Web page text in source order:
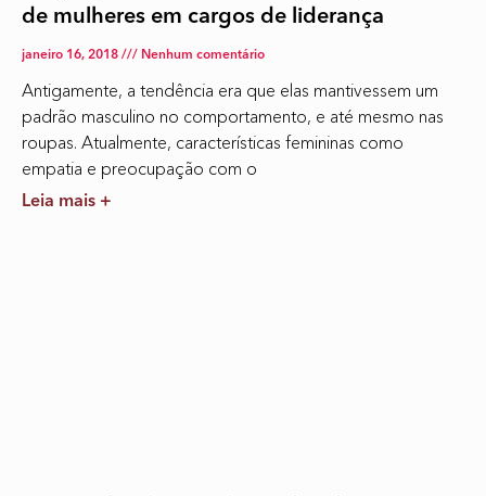
de mulheres em cargos de liderança
janeiro 16, 2018 Nenhum comentário
Antigamente, a tendência era que elas mantivessem um
padrão masculino no comportamento, e até mesmo nas
roupas. Atualmente, características femininas como
empatia e preocupação com o
Leia mais +